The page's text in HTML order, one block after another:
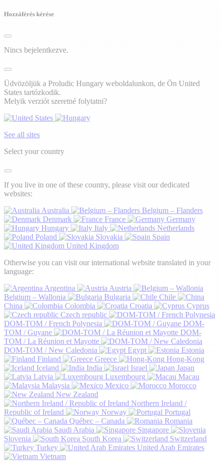
Hozzáférés kérése
Nincs bejelentkezve.
Üdvözöljük a Proludic Hungary weboldalunkon, de Ön United
States tartózkodik.
Melyik verziót szeretné folytatni?
See all sites
Select your country
If you live in one of these country, please visit our dedicated
websites:
Australia
Belgium – Flanders
Denmark
France
Germany
Hungary
Italy
Netherlands
Poland
Slovakia
Spain
United Kingdom
Otherwise you can visit our international website translated in your
language:
Argentina
Austria
Belgium – Wallonia
Bulgaria
Chile
China
Colombia Croatia
Cyprus
Czech republic
DOM-TOM / French Polynesia
DOM-
TOM / Guyane
DOM-
TOM / La Réunion et Mayotte
DOM-TOM / New Caledonia
Egypt
Estonia
Finland
Greece
Hong-Kong
Iceland
India Israel
Japan
Latvia
Luxembourg
Macau
Malaysia
Mexico
Morocco
New Zealand
Northern Ireland /
Republic of Ireland
Norway
Portugal
Québec – Canada
Romania
Saudi Arabia
Singapore
Slovenia
South Korea
Switzerland
Turkey
United Arab Emirates
Vietnam